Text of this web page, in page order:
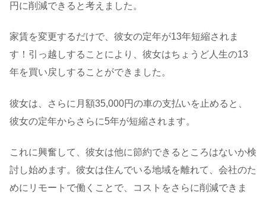
円に削減できると考えました。
家賃を変更するだけで、彼女の定年が13年短縮されま
す！引っ越しすることにより、彼女はちょうど人生の13
年を買い戻しすることができました。
彼女は、さらに月額35,000円の車の支払いを止めると、
彼女の定年からさらに5年が短縮されます。
これに興奮して、彼女は他に節約できるところはないか検
討し始めます。彼女は住んでいる地域を離れて、会社のた
めにリモートで働くことで、コストをさらに削減できま